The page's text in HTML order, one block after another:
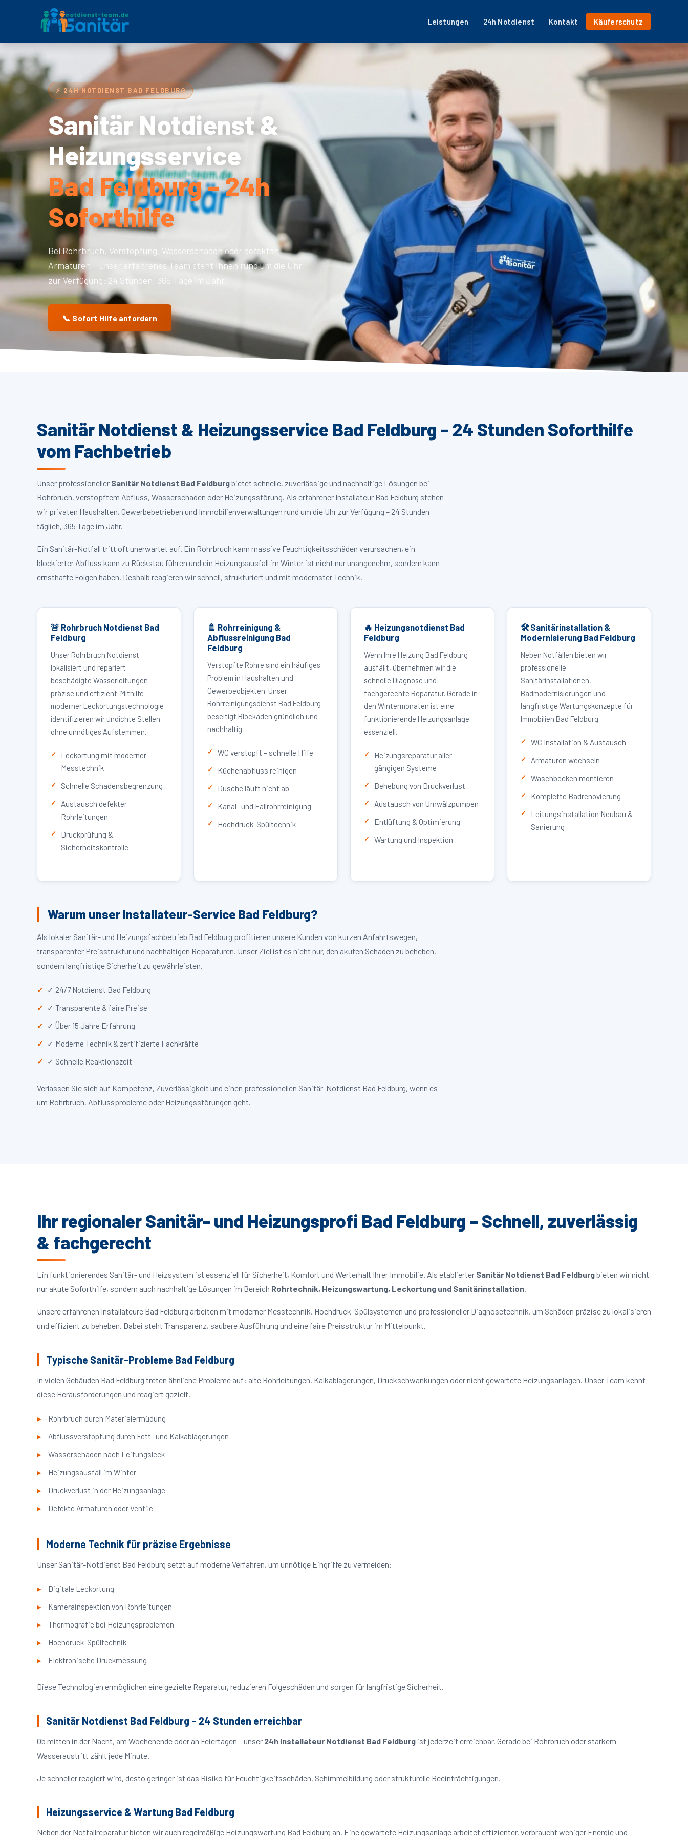
Leistungen 24h Notdienst Kontakt Käuferschutz
⚡ 24H NOTDIENST BAD FELDBURG
Sanitär Notdienst &
Heizungsservice
Bad Feldburg – 24h
Soforthilfe
Bei Rohrbruch, Verstopfung, Wasserschaden oder defekten
Armaturen – unser erfahrenes Team steht Ihnen rund um die Uhr
zur Verfügung: 24 Stunden, 365 Tage im Jahr.
📞 Sofort Hilfe anfordern
Sanitär Notdienst & Heizungsservice Bad Feldburg – 24 Stunden Soforthilfe
vom Fachbetrieb
Unser professioneller Sanitär Notdienst Bad Feldburgbietet schnelle, zuverlässige und nachhaltige Lösungen bei
Rohrbruch, verstopftem Abfluss, Wasserschaden oder Heizungsstörung. Als erfahrener Installateur Bad Feldburg stehen
wir privaten Haushalten, Gewerbebetrieben und Immobilienverwaltungen rund um die Uhr zur Verfügung – 24 Stunden
täglich, 365 Tage im Jahr.
Ein Sanitär-Notfall tritt oft unerwartet auf. Ein Rohrbruch kann massive Feuchtigkeitsschäden verursachen, ein
blockierter Abfluss kann zu Rückstau führen und ein Heizungsausfall im Winter ist nicht nur unangenehm, sondern kann
ernsthafte Folgen haben. Deshalb reagieren wir schnell, strukturiert und mit modernster Technik.
🚨 Rohrbruch Notdienst Bad
Feldburg
Unser Rohrbruch Notdienst
lokalisiert und repariert
beschädigte Wasserleitungen
präzise und effizient. Mithilfe
moderner Leckortungstechnologie
identifizieren wir undichte Stellen
ohne unnötiges Aufstemmen.
Leckortung mit moderner
Messtechnik
Schnelle Schadensbegrenzung
Austausch defekter
Rohrleitungen
Druckprüfung &
Sicherheitskontrolle
🚿 Rohrreinigung &
Abflussreinigung Bad
Feldburg
Verstopfte Rohre sind ein häufiges
Problem in Haushalten und
Gewerbeobjekten. Unser
Rohrreinigungsdienst Bad Feldburg
beseitigt Blockaden gründlich und
nachhaltig.
WC verstopft – schnelle Hilfe
Küchenabfluss reinigen
Dusche läuft nicht ab
Kanal- und Fallrohrreinigung
Hochdruck-Spültechnik
🔥 Heizungsnotdienst Bad
Feldburg
Wenn Ihre Heizung Bad Feldburg
ausfällt, übernehmen wir die
schnelle Diagnose und
fachgerechte Reparatur. Gerade in
den Wintermonaten ist eine
funktionierende Heizungsanlage
essenziell.
Heizungsreparatur aller
gängigen Systeme
Behebung von Druckverlust
Austausch von Umwälzpumpen
Entlüftung & Optimierung
Wartung und Inspektion
🛠 Sanitärinstallation &
Modernisierung Bad Feldburg
Neben Notfällen bieten wir
professionelle
Sanitärinstallationen,
Badmodernisierungen und
langfristige Wartungskonzepte für
Immobilien Bad Feldburg.
WC Installation & Austausch
Armaturen wechseln
Waschbecken montieren
Komplette Badrenovierung
Leitungsinstallation Neubau &
Sanierung
Warum unser Installateur-Service Bad Feldburg?
Als lokaler Sanitär- und Heizungsfachbetrieb Bad Feldburg profitieren unsere Kunden von kurzen Anfahrtswegen,
transparenter Preisstruktur und nachhaltigen Reparaturen. Unser Ziel ist es nicht nur, den akuten Schaden zu beheben,
sondern langfristige Sicherheit zu gewährleisten.
✓ 24/7 Notdienst Bad Feldburg
✓ Transparente & faire Preise
✓ Über 15 Jahre Erfahrung
✓ Moderne Technik & zertifizierte Fachkräfte
✓ Schnelle Reaktionszeit
Verlassen Sie sich auf Kompetenz, Zuverlässigkeit und einen professionellen Sanitär-Notdienst Bad Feldburg, wenn es
um Rohrbruch, Abflussprobleme oder Heizungsstörungen geht.
Ihr regionaler Sanitär- und Heizungsprofi Bad Feldburg – Schnell, zuverlässig
& fachgerecht
Ein funktionierendes Sanitär- und Heizsystem ist essenziell für Sicherheit, Komfort und Werterhalt Ihrer Immobilie. Als etablierter Sanitär Notdienst Bad Feldburgbieten wir nicht
nur akute Soforthilfe, sondern auch nachhaltige Lösungen im Bereich Rohrtechnik, Heizungswartung, Leckortung und Sanitärinstallation.
Unsere erfahrenen Installateure Bad Feldburg arbeiten mit moderner Messtechnik, Hochdruck-Spülsystemen und professioneller Diagnosetechnik, um Schäden präzise zu lokalisieren
und effizient zu beheben. Dabei steht Transparenz, saubere Ausführung und eine faire Preisstruktur im Mittelpunkt.
Typische Sanitär-Probleme Bad Feldburg
In vielen Gebäuden Bad Feldburg treten ähnliche Probleme auf: alte Rohrleitungen, Kalkablagerungen, Druckschwankungen oder nicht gewartete Heizungsanlagen. Unser Team kennt
diese Herausforderungen und reagiert gezielt.
Rohrbruch durch Materialermüdung
Abflussverstopfung durch Fett- und Kalkablagerungen
Wasserschaden nach Leitungsleck
Heizungsausfall im Winter
Druckverlust in der Heizungsanlage
Defekte Armaturen oder Ventile
Moderne Technik für präzise Ergebnisse
Unser Sanitär-Notdienst Bad Feldburg setzt auf moderne Verfahren, um unnötige Eingriffe zu vermeiden:
Digitale Leckortung
Kamerainspektion von Rohrleitungen
Thermografie bei Heizungsproblemen
Hochdruck-Spültechnik
Elektronische Druckmessung
Diese Technologien ermöglichen eine gezielte Reparatur, reduzieren Folgeschäden und sorgen für langfristige Sicherheit.
Sanitär Notdienst Bad Feldburg – 24 Stunden erreichbar
Ob mitten in der Nacht, am Wochenende oder an Feiertagen – unser 24h Installateur Notdienst Bad Feldburg ist jederzeit erreichbar. Gerade bei Rohrbruch oder starkem
Wasseraustritt zählt jede Minute.
Je schneller reagiert wird, desto geringer ist das Risiko für Feuchtigkeitsschäden, Schimmelbildung oder strukturelle Beeinträchtigungen.
Heizungsservice & Wartung Bad Feldburg
Neben der Notfallreparatur bieten wir auch regelmäßige Heizungswartung Bad Feldburg an. Eine gewartete Heizungsanlage arbeitet effizienter, verbraucht weniger Energie und